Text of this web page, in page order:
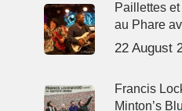
Paillettes
au Phare
22 August
Francis
Minton’s